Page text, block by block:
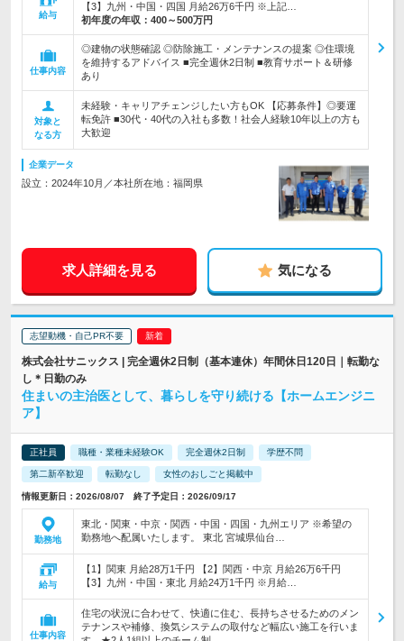
給与
【3】九州・中国・四国 月給26万6千円 ※上記…
初年度の年収： 400～500万円
仕事内容
◎建物の状態確認 ◎防除施工・メンテナンスの提案 ◎住環境
を維持するアドバイス ■完全週休2日制 ■教育サポート＆研修
あり
対象と
なる方
未経験・キャリアチェンジしたい方もOK 【応募条件】◎要運
転免許 ■30代・40代の入社も多数！社会人経験10年以上の方も
大歓迎
企業データ
設立：2024年10月／本社所在地：福岡県
求人詳細を見る 気になる
志望動機・自己PR不要
株式会社サニックス | 完全週休2日制（基本連休）年間休日120日｜転勤な
し＊日勤のみ
住まいの主治医として、暮らしを守り続ける【ホームエンジニ
ア】
正社員 職種・業種未経験OK 完全週休2日制 学歴不問
第二新卒歓迎 転勤なし 女性のおしごと掲載中
情報更新日：2026/08/07 終了予定日：2026/09/17
勤務地
東北・関東・中京・関西・中国・四国・九州エリア ※希望の
勤務地へ配属いたします。 東北 宮城県仙台…
給与
【1】関東 月給28万1千円 【2】関西・中京 月給26万6千円
【3】九州・中国・東北 月給24万1千円 ※月給…
仕事内容
住宅の状況に合わせて、快適に住む、長持ちさせるためのメン
テナンスや補修、換気システムの取付など幅広い施工を行いま